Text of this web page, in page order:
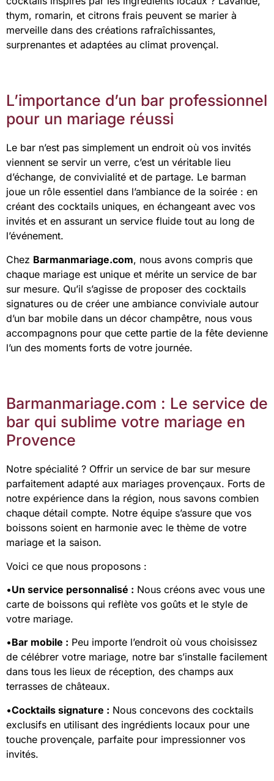
thym, romarin, et citrons frais peuvent se marier à
merveille dans des créations rafraîchissantes,
surprenantes et adaptées au climat provençal.
L’importance d’un bar professionnel
pour un mariage réussi
Le bar n’est pas simplement un endroit où vos invités
viennent se servir un verre, c’est un véritable lieu
d’échange, de convivialité et de partage. Le barman
joue un rôle essentiel dans l’ambiance de la soirée : en
créant des cocktails uniques, en échangeant avec vos
invités et en assurant un service fluide tout au long de
l’événement.
Chez Barmanmariage.com, nous avons compris que
chaque mariage est unique et mérite un service de bar
sur mesure. Qu’il s’agisse de proposer des cocktails
signatures ou de créer une ambiance conviviale autour
d’un bar mobile dans un décor champêtre, nous vous
accompagnons pour que cette partie de la fête devienne
l’un des moments forts de votre journée.
Barmanmariage.com : Le service de
bar qui sublime votre mariage en
Provence
Notre spécialité ? Offrir un service de bar sur mesure
parfaitement adapté aux mariages provençaux. Forts de
notre expérience dans la région, nous savons combien
chaque détail compte. Notre équipe s’assure que vos
boissons soient en harmonie avec le thème de votre
mariage et la saison.
Voici ce que nous proposons :
•Un service personnalisé : Nous créons avec vous une
carte de boissons qui reflète vos goûts et le style de
votre mariage.
•Bar mobile : Peu importe l’endroit où vous choisissez
de célébrer votre mariage, notre bar s’installe facilement
dans tous les lieux de réception, des champs aux
terrasses de châteaux.
•Cocktails signature : Nous concevons des cocktails
exclusifs en utilisant des ingrédients locaux pour une
touche provençale, parfaite pour impressionner vos
invités.